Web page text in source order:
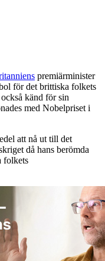
premiärminister
för det brittiska folkets
känd för sin
med Nobelpriset i
att nå ut till det
då hans berömda
folkets